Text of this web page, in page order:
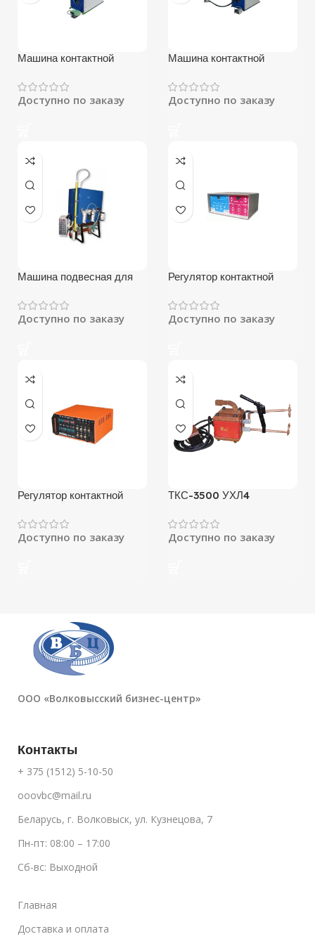
Машина контактной
Доступно по заказу
Машина контактной
Доступно по заказу
Машина подвесная для
МТП-1110Л
Доступно по заказу
Регулятор контактной
Доступно по заказу
Регулятор контактной
Доступно по заказу
ТКС-3500 УХЛ4
Доступно по заказу
ООО «Волковысский бизнес-центр»
Контакты
+ 375 (1512) 5-10-50
ooovbc@mail.ru
Беларусь, г. Волковыск, ул. Кузнецова, 7
Пн-пт: 08:00 – 17:00
Сб-вс: Выходной
Главная
Доставка и оплата